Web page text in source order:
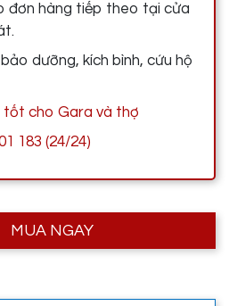
đơn hàng tiếp theo tại cửa
dưỡng, kích bình, cứu hộ
tốt cho Gara và thợ
183 (24/24)
MUA NGAY